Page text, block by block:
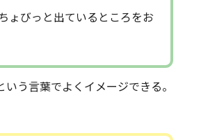
ょびっと出ているところをお
いう言葉でよくイメージできる。